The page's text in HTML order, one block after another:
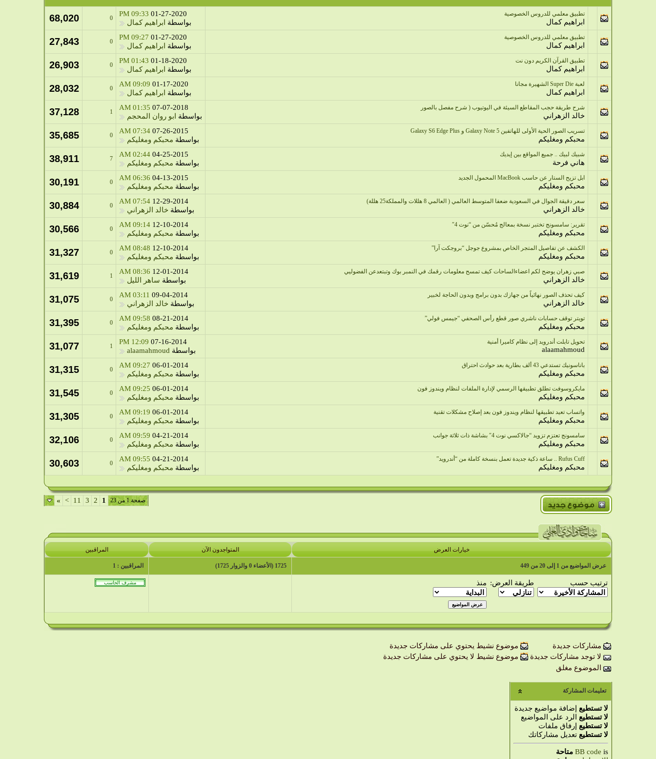
تطبيق معلمي للدروس الخصوصية
ابراهيم كمال
01-27-2020
09:33 PM
بواسطة
ابراهيم كمال
0
68,020
تطبيق معلمي للدروس الخصوصية
ابراهيم كمال
01-27-2020
09:27 PM
بواسطة
ابراهيم كمال
0
27,843
تطبيق القرآن الكريم دون نت
ابراهيم كمال
01-18-2020
01:43 PM
بواسطة
ابراهيم كمال
0
26,903
لعبة Super Die الشهيرة مجانا
ابراهيم كمال
01-17-2020
09:09 AM
بواسطة
ابراهيم كمال
0
28,032
شرح طريقة حجب المقاطع السيئة في اليوتيوب ( شرح مفصل بالصور
خالد الزهراني
07-07-2018
01:35 AM
بواسطة
ابو روان المحجم
1
37,128
تسريب الصور الحية الأولى للهاتفين Galaxy Note 5 و Galaxy S6 Edge Plus
محبكم ومغليكم
07-26-2015
07:34 AM
بواسطة محبكم ومغليكم
0
35,685
شبيك لبيك .. جميع المواقع بين إيديك
هاني فرحة
04-25-2015
02:44 AM
بواسطة محبكم ومغليكم
7
38,911
ابل تزيح الستار عن حاسب MacBook المحمول الجديد
محبكم ومغليكم
04-13-2015
06:36 AM
بواسطة محبكم ومغليكم
0
30,191
سعر دقيقة الجوال في السعودية ضعفا المتوسط العالمي ( العالمي 8 هللات والمملكة25 هللة)
خالد الزهراني
12-29-2014
07:54 AM
بواسطة خالد الزهراني
0
30,884
تقرير: سامسونج تختبر نسخة بمعالج مُحسّن من “نوت 4″
محبكم ومغليكم
12-10-2014
09:14 AM
بواسطة محبكم ومغليكم
0
30,566
الكشف عن تفاصيل المتجر الخاص بمشروع جوجل “بروجكت آرا”
محبكم ومغليكم
12-10-2014
08:48 AM
بواسطة محبكم ومغليكم
0
31,327
صبي زهران يوضح لكم اعضاءالساحات كيف تمسح معلومات رقمك في النمبر بوك وتبتعدعن الفضوليي
خالد الزهراني
12-01-2014
08:36 AM
بواسطة ساهر الليل
1
31,619
كيف تحذف الصور نهائياً من جهازك بدون برامج وبدون الحاجة لخبير
خالد الزهراني
09-04-2014
03:11 AM
بواسطة خالد الزهراني
0
31,075
تويتر توقف حسابات ناشري صور قطع رأس الصحفي “جيمس فولي”
محبكم ومغليكم
08-21-2014
09:58 AM
بواسطة محبكم ومغليكم
0
31,395
تحويل تابلت أندرويد إلى نظام كاميرا أمنية
alaamahmoud
07-16-2014
12:09 PM
بواسطة alaamahmoud
1
31,077
باناسونيك تستدعي 43 ألف بطارية بعد حوادث احتراق
محبكم ومغليكم
06-01-2014
09:27 AM
بواسطة محبكم ومغليكم
0
31,315
مايكروسوفت تطلق تطبيقها الرسمي لإدارة الملفات لنظام ويندوز فون
محبكم ومغليكم
06-01-2014
09:25 AM
بواسطة محبكم ومغليكم
0
31,545
واتساب تعيد تطبيقها لنظام ويندوز فون بعد إصلاح مشكلات تقنية
محبكم ومغليكم
06-01-2014
09:19 AM
بواسطة محبكم ومغليكم
0
31,305
سامسونج تعتزم تزويد “جالاكسي نوت 4″ بشاشة ذات ثلاثة جوانب
محبكم ومغليكم
04-21-2014
09:59 AM
بواسطة محبكم ومغليكم
0
32,106
Rufus Cuff .. ساعة ذكية جديدة تعمل بنسخة كاملة من “أندرويد”
محبكم ومغليكم
04-21-2014
09:55 AM
بواسطة محبكم ومغليكم
0
30,603
صفحة 1 من 23 1
2
3
11
>
»
خيارات العرض المتواجدون الآن المراقبين
عرض المواضيع من 1 إلى 20 من 449 1725 (الأعضاء 0 والزوار 1725) المراقبين : 1
ترتيب حسب طريقة العرض: منذ
مشاركات جديدة
موضوع نشيط يحتوي على مشاركات جديدة
لا توجد مشاركات جديدة
موضوع نشيط لا يحتوي على مشاركات جديدة
الموضوع مغلق
تعليمات المشاركة
لا تستطيع إضافة مواضيع جديدة
لا تستطيع الرد على المواضيع
لا تستطيع إرفاق ملفات
لا تستطيع تعديل مشاركاتك
BB code is
متاحة